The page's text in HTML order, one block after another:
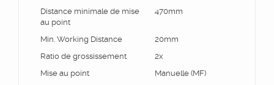
Distance minimale de mise
au point
470mm
Min. Working Distance
20mm
Ratio de grossissement
2x
Mise au point
Manuelle (MF)